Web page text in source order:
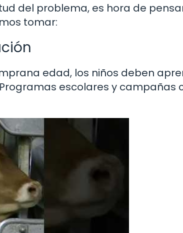
del problema, es hora de
tomar:
edad, los niños deben
escolares y campañas